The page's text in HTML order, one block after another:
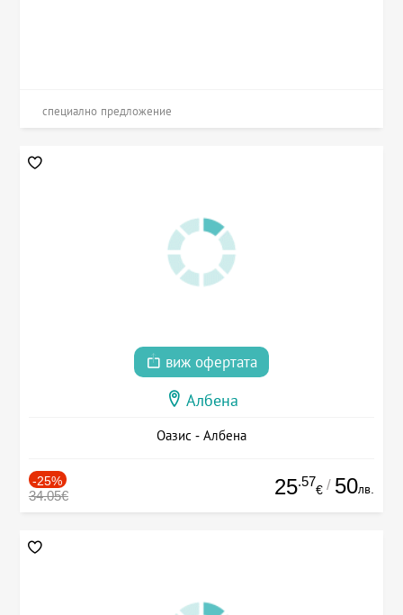
специално предложение
виж офертата
Албена
Оазис - Албена
-25%
34.05€ 25.57
€ / 50лв.